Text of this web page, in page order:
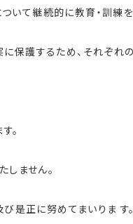
いて継続的に教育・訓練を
保護するため、それぞれ
。
ません。
是正に努めてまいりま す